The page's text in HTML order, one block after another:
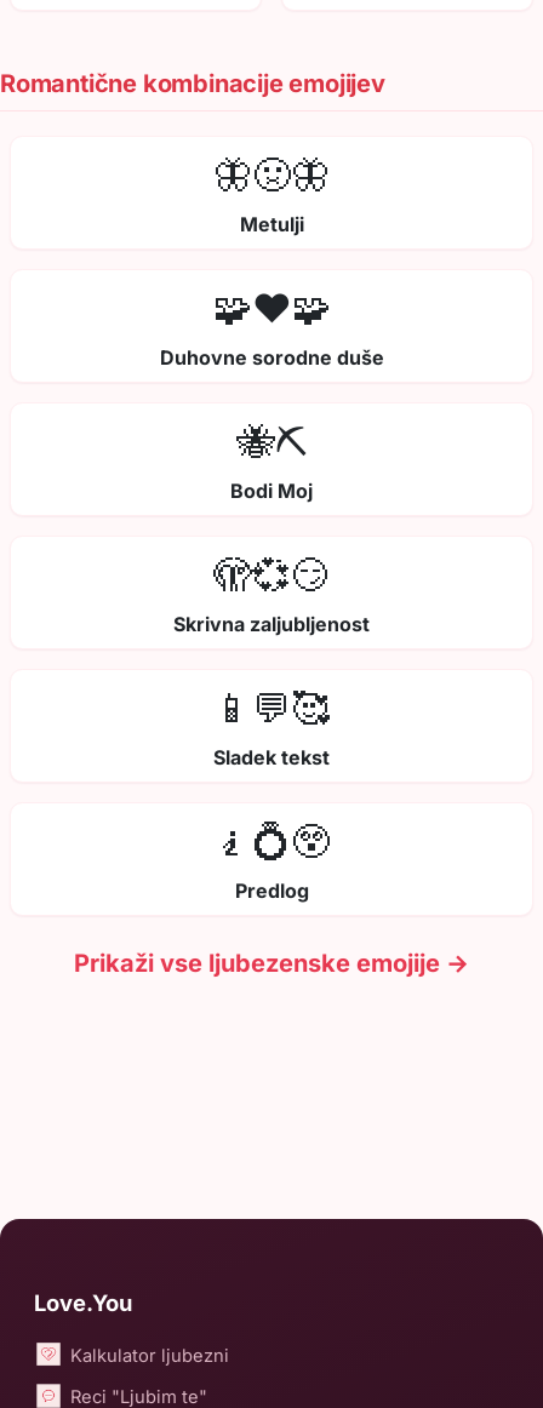
Romantične kombinacije emojijev
🦋🤢🦋
Metulji
🧩❤️🧩
Duhovne sorodne duše
🐝⛏️
Bodi Moj
🫣💞😏
Skrivna zaljubljenost
📱💬🥰
Sladek tekst
🧎💍😲
Predlog
Prikaži vse ljubezenske emojije →
Love.You
Kalkulator ljubezni
Reci "Ljubim te"